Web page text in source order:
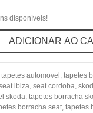
disponíveis!
ADICIONAR AO
tapetes automovel , tapetes
ibiza, seat cordoba,
skoda, tapetes borracha
borracha seat, tapetes